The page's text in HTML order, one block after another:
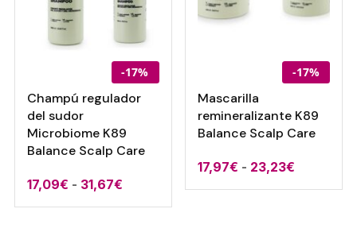
-17%
Champú regulador
del sudor
Microbiome K89
Balance Scalp Care
17,09€ - 31,67€Rango
de
-17%
Mascarilla
remineralizante K89
Balance Scalp Care
17,97€ - 23,23€
de